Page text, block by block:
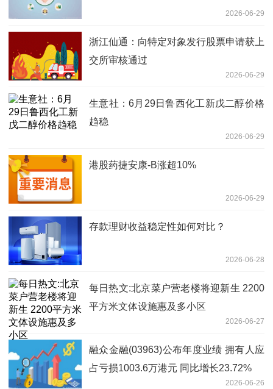
2026-06-29
浙江仙通：向特定对象发行股票申请获上
交所审核通过
2026-06-29
生意社：6月29日鲁西化工新戊二醇价格
趋稳
2026-06-29
港股药捷安康-B涨超10%
2026-06-29
存款理财收益稳定性如何对比？
2026-06-28
每日热文:北京菜户营老楼将迎新生 2200
平方米文体设施惠及多小区
2026-06-27
融众金融(03963)公布年度业绩 拥有人应
占亏损1003.6万港元 同比增长23.72%
2026-06-26